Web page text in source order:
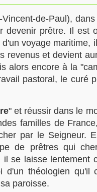
de-Paul),
devenir prêtre. Il est
voyage maritime,
revenus et devient
alors encore à la
pastoral, le curé
" et réussir dans le
familles de
par le Seigneur.
de prêtres qui
se laisse lentement
théologien qu'il
paroisse.